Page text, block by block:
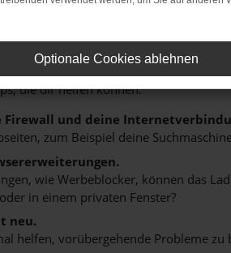
Error
die dir helfen können:
Firewall und deine
zum Beispiel deine
wie Werbeblocker, können das
in einem privaten Fenster?
neu.
helfen, vorübergehende Probleme zu
Optionale Cookies ablehnen